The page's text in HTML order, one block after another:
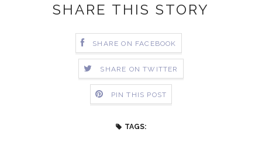
SHARE THIS STORY
SHARE ON FACEBOOK
SHARE ON TWITTER
PIN THIS POST
TAGS: